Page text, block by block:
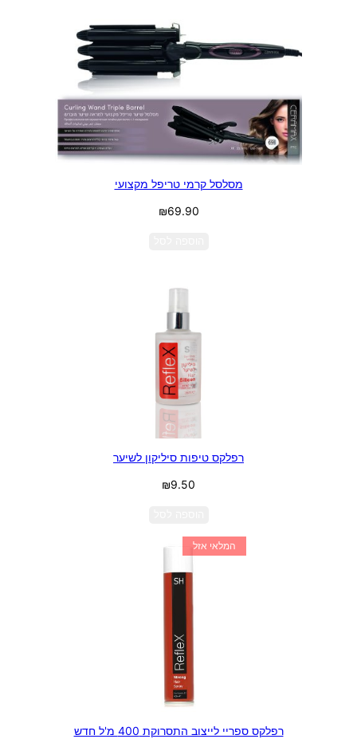
מסלסל קרמי טריפל מקצועי
₪69.90
רפלקס טיפות סיליקון לשיער
₪9.50
המלאי אזל
רפלקס ספריי לייצוב התסרוקת 400 מ'ל חדש